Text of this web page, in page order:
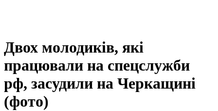
Двох молодиків, які
працювали на спецслужби
рф, засудили на Черкащині
(фото)